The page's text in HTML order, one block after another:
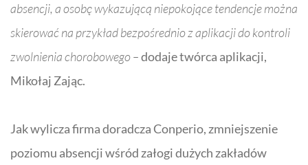
absencji, a osobę wykazującą niepokojące tendencje można
skierować na przykład bezpośrednio z aplikacji do kontroli
zwolnienia chorobowego–dodaje twórca aplikacji,
Mikołaj Zając.
Jak wylicza firma doradcza Conperio, zmniejszenie
poziomu absencji wśród załogi dużych zakładów